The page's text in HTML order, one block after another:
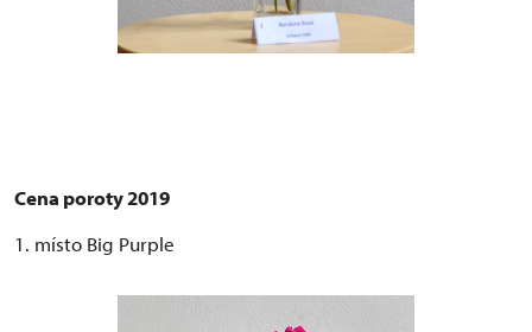
Cena poroty 2019
1. místo Big Purple